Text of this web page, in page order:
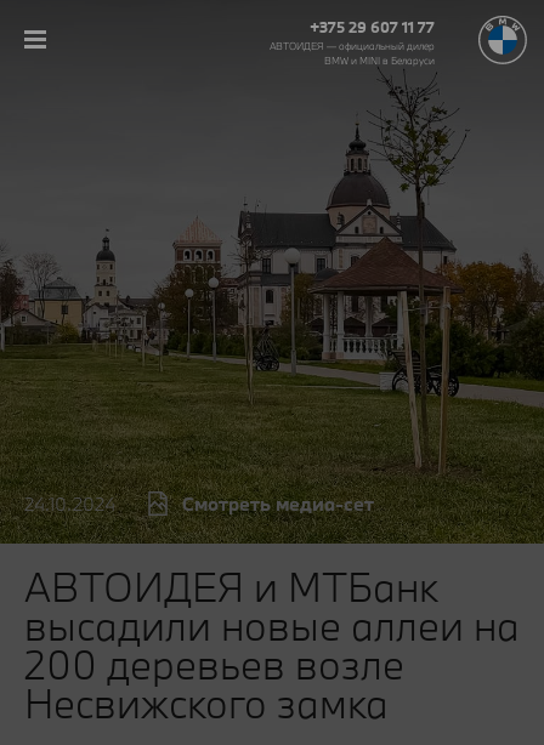
+375 29 607 11 77
АВТОИДЕЯ — официальный дилер
BMW и MINI в Беларуси‎
АВТОИДЕЯ и МТБанк
высадили новые аллеи на
200 деревьев возле
Несвижского замка
24.10.2024 Смотреть медиа-сет